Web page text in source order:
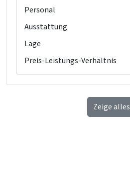
Personal
Ausstattung
Lage
Preis-Leistungs-Verhältnis
Zeige alles